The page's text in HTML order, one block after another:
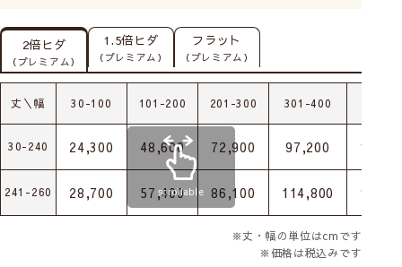
2倍ヒダ
（プレミアム）
1.5倍ヒダ
（プレミアム）
フラット
（プレミアム）
丈＼幅 30-100 101-200 201-300 301-400
30-240 24,300 48,600 72,900 97,200
241-260 28,700 57,400 86,100 114,800
scrollable
※丈・幅の単位はcmです
※価格は税込みです